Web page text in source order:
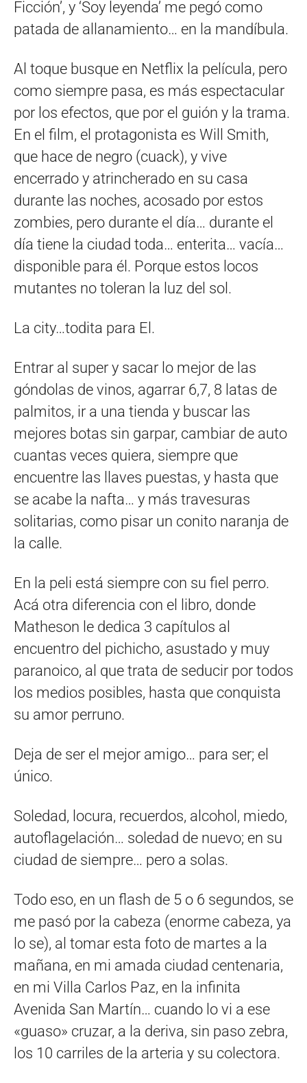
Ficción’, y ‘Soy leyenda’ me pegó como
patada de allanamiento… en la mandíbula.
Al toque busque en Netflix la película, pero
como siempre pasa, es más espectacular
por los efectos, que por el guión y la trama.
En el film, el protagonista es Will Smith,
que hace de negro (cuack), y vive
encerrado y atrincherado en su casa
durante las noches, acosado por estos
zombies, pero durante el día… durante el
día tiene la ciudad toda… enterita… vacía…
disponible para él. Porque estos locos
mutantes no toleran la luz del sol.
La city…todita para El.
Entrar al super y sacar lo mejor de las
góndolas de vinos, agarrar 6,7, 8 latas de
palmitos, ir a una tienda y buscar las
mejores botas sin garpar, cambiar de auto
cuantas veces quiera, siempre que
encuentre las llaves puestas, y hasta que
se acabe la nafta… y más travesuras
solitarias, como pisar un conito naranja de
la calle.
En la peli está siempre con su fiel perro.
Acá otra diferencia con el libro, donde
Matheson le dedica 3 capítulos al
encuentro del pichicho, asustado y muy
paranoico, al que trata de seducir por todos
los medios posibles, hasta que conquista
su amor perruno.
Deja de ser el mejor amigo… para ser; el
único.
Soledad, locura, recuerdos, alcohol, miedo,
autoflagelación… soledad de nuevo; en su
ciudad de siempre… pero a solas.
Todo eso, en un flash de 5 o 6 segundos, se
me pasó por la cabeza (enorme cabeza, ya
lo se), al tomar esta foto de martes a la
mañana, en mi amada ciudad centenaria,
en mi Villa Carlos Paz, en la infinita
Avenida San Martín… cuando lo vi a ese
«guaso» cruzar, a la deriva, sin paso zebra,
los 10 carriles de la arteria y su colectora.